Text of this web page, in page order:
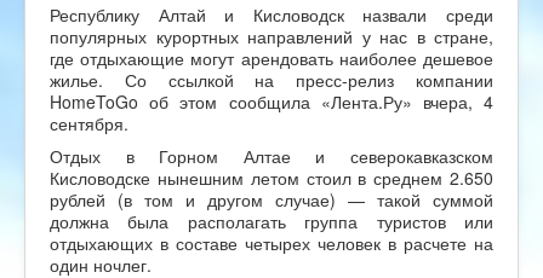
Республику Алтай и Кисловодск назвали среди
популярных курортных направлений у нас в стране,
где отдыхающие могут арендовать наиболее дешевое
жилье. Со ссылкой на пресс-релиз компании
HomeToGo об этом сообщила «Лента.Ру» вчера, 4
сентября.
Отдых в Горном Алтае и северокавказском
Кисловодске нынешним летом стоил в среднем 2.650
рублей (в том и другом случае) — такой суммой
должна была располагать группа туристов или
отдыхающих в составе четырех человек в расчете на
один ночлег.